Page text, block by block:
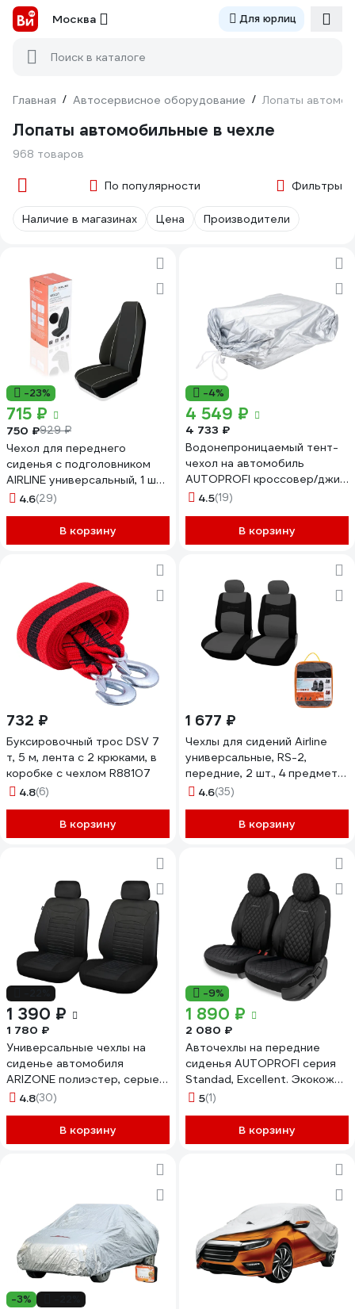
Москва Для юрлиц
Поиск в каталоге
Главная / Автосервисное оборудование / Лопаты
Лопаты автомобильные в чехле
968 товаров
По популярности Фильтры
Наличие в магазинах Цена Производители
-23%
715 ₽
750 ₽929 ₽
Чехол для переднего
сиденья с подголовником
AIRLINE универсальный, 1 шт.,
полиэстер, черный ACS-PP-
4.6(29)
В корзину
-4%
4 549 ₽
4 733 ₽
Водонепроницаемый тент-
чехол на автомобиль
AUTOPROFI кроссовер/джип
SUV-485 L
4.5(19)
В корзину
732 ₽
Буксировочный трос DSV 7
т, 5 м, лента с 2 крюками, в
коробке с чехлом R88107
4.8(6)
В корзину
1 677 ₽
Чехлы для сидений Airline
универсальные, RS-2,
передние, 2 шт., 4 предмета,
полиэстер, черный/серый
4.6(35)
В корзину
1 390 ₽
1 780 ₽
Универсальные чехлы на
сиденье автомобиля
ARIZONE полиэстер, серые
40-155008
4.8(30)
В корзину
-9%
1 890 ₽
2 080 ₽
Авточехлы на передние
сиденья AUTOPROFI серия
Standad, Excellent. Экокожа,
3 мм. поролон, 6 предметов,
5(1)
В корзину
-3%